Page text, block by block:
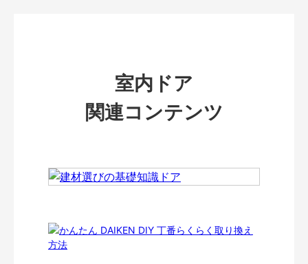
室内ドア
関連コンテンツ